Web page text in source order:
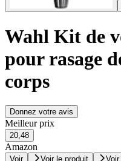
Wahl Kit de
pour rasage
corps
Donnez votre avis
Meilleur prix
20,48
Amazon
Voir Voir le produit